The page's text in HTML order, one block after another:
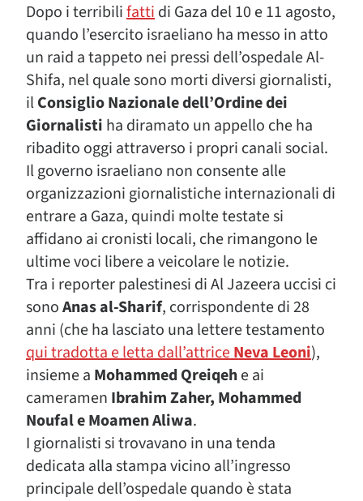
Dopo i terribilifattidi Gaza del 10 e 11 agosto,
quando l’esercito israeliano ha messo in atto
un raid a tappeto nei pressi dell’ospedale Al-
Shifa, nel quale sono morti diversi giornalisti,
ilConsiglio Nazionale dell’Ordine dei
Giornalisti ha diramato un appello che ha
ribadito oggi attraverso i propri canali social.
Il governo israeliano non consente alle
organizzazioni giornalistiche internazionali di
entrare a Gaza, quindi molte testate si
affidano ai cronisti locali, che rimangono le
ultime voci libere a veicolare le notizie.
Tra i reporter palestinesi di Al Jazeera uccisi ci
sonoAnas al-Sharif, corrispondente di 28
anni (che ha lasciato una lettere testamento
qui tradotta e letta dall’attriceNeva Leoni),
insieme a Mohammed Qreiqehe ai
cameramen Ibrahim Zaher, Mohammed
Noufal e Moamen Aliwa.
I giornalisti si trovavano in una tenda
dedicata alla stampa vicino all’ingresso
principale dell’ospedale quando è stata